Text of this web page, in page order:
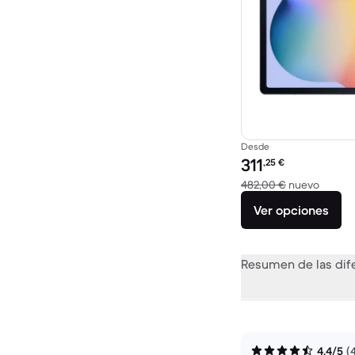
Desde
Precio reacondicionado:
311,25 €
482,00 € nuevoEl
Ver opciones
Resumen de las
4,4/5